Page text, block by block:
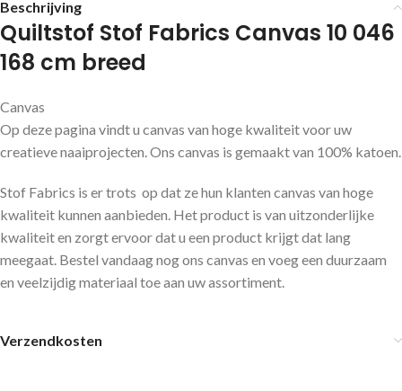
Beschrijving
Quiltstof Stof Fabrics Canvas 10 046
168 cm breed
Canvas
Op deze pagina vindt u canvas van hoge kwaliteit voor uw
creatieve naaiprojecten. Ons canvas is gemaakt van 100% katoen.
Stof Fabrics is er trots op dat ze hun klanten canvas van hoge
kwaliteit kunnen aanbieden. Het product is van uitzonderlijke
kwaliteit en zorgt ervoor dat u een product krijgt dat lang
meegaat. Bestel vandaag nog ons canvas en voeg een duurzaam
en veelzijdig materiaal toe aan uw assortiment.
Verzendkosten